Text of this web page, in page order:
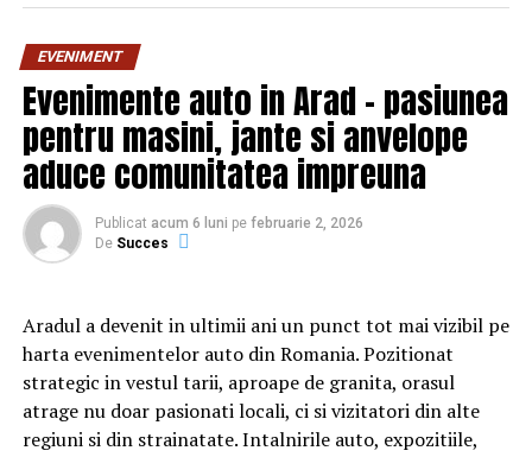
Decu, propune spectatorilor o abordare amuzantă a
unei situații des întâlnite în micile certuri dintr-un
cuplu: pentru cine e mai greu/ mai ușor. În urma unei
provocări pe care patru cupluri de prieteni o duc la bun
sfârșit, după multe peripeții, într-un weekend,
personajele ajung să câștige o altă viziune despre
relațiile lor, lăsând deoparte presupunerile, orgoliile și
preconcepțiile, pentru a încerca să comunice mai bine
între ei.
Cu râs pe săturate, surprize și personaje pline de viață,
comedia independentă „În pielea mea”intră în
cinematografele din toată țara din 10 februarie.
EVENIMENT
Evenimente auto in Arad – pasiunea
pentru masini, jante si anvelope
aduce comunitatea impreuna
Publicat acum 6 luni pe februarie 2, 2026
De Succes
Aradul a devenit in ultimii ani un punct tot mai vizibil pe
harta evenimentelor auto din Romania. Pozitionat
strategic in vestul tarii, aproape de granita, orasul
atrage nu doar pasionati locali, ci si vizitatori din alte
regiuni si din strainatate. Intalnirile auto, expozitiile,